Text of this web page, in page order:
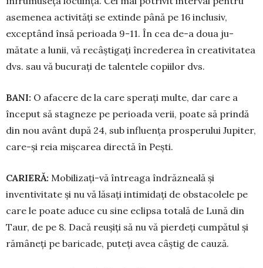
aseme­nea activități se extinde până pe 16 inclusiv,
exceptând însă perioada 9-11. În cea de-a doua ju­
mătate a lunii, vă recâștigați încrede­rea în creativitatea
dvs. sau vă bucurați de talentele co­piilor dvs.
BANI: O afacere de la care sperați multe, dar care a
început să stagneze pe perioada verii, poate să prindă
din nou avânt după 24, sub influența pros­perului Jupiter,
care-și reia mișcarea directă în Pești.
CARIERĂ: Mobilizați-vă întreaga îndrăzneală și
inventivitate și nu vă lăsați intimidați de obstacolele pe
care le poate aduce cu sine eclipsa totală de Lună din
Taur, de pe 8. Dacă reușiți să nu vă pierdeți cumpătul și
rămâneți pe baricade, puteți avea câștig de cauză.